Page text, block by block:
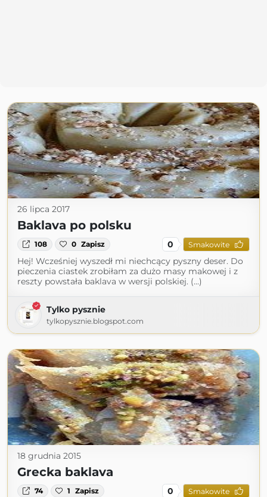
26 lipca 2017
Baklava po polsku
108 0 Zapisz 0 Smakowite
Hej! Wcześniej wyszedł mi niechcący pyszny deser. Do
pieczenia ciastek zrobiłam za dużo masy makowej i z
reszty powstała baklava w wersji polskiej. (...)
Tylko pysznie
tylkopysznie.blogspot.com
18 grudnia 2015
Grecka baklava
74 1 Zapisz 0 Smakowite